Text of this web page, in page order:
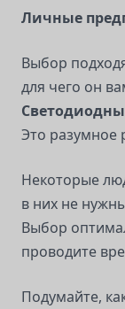
Личные
Выбор
для чего он
Это разумное
Некоторые
в них не
Выбор
проводите
Подумайте,